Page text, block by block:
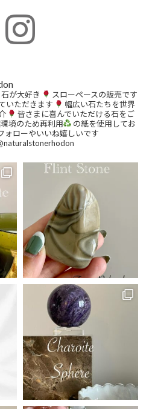
石が大好き
スローペースの販売です
いただきます
幅広い石たちを世界
皆さまに喜んでいただける石をご
境のため再利用
の紙を使用してお
ォローやいいね嬉しいです